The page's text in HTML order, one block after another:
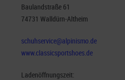
Baulandstraße 61
74731 Walldürn-Altheim
schuhservice@alpinismo.de
www.classicsportshoes.de
Ladenöffnungszeit: